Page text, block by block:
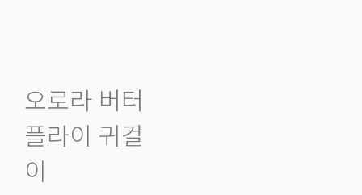
오로라 버터
플라이 귀걸
이